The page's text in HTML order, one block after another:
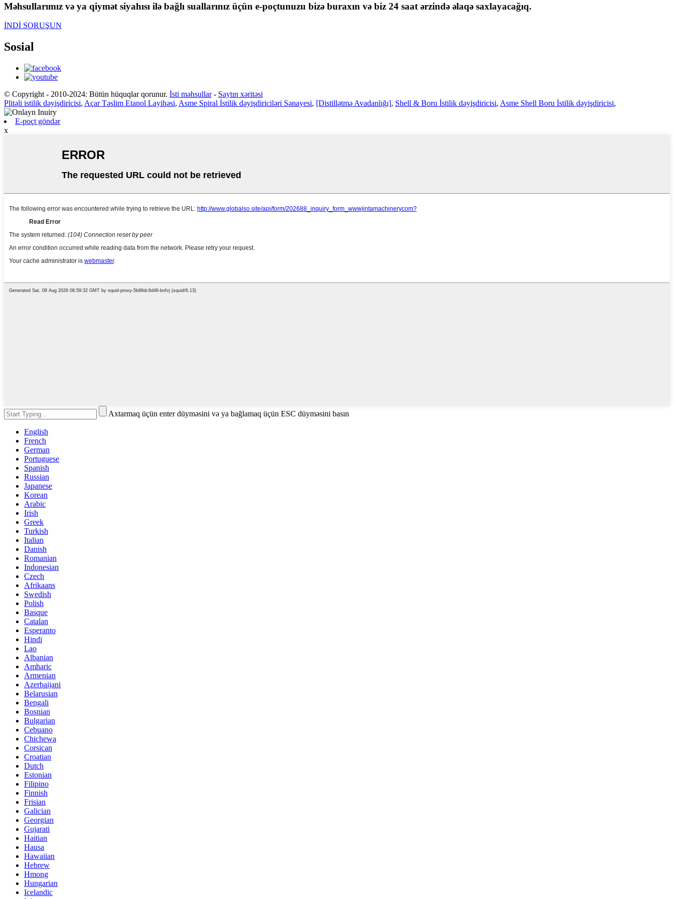
Məhsullarımız və ya qiymət siyahısı ilə bağlı suallarınız üçün e-poçtunuzu bizə buraxın və biz 24 saat ərzində əlaqə saxlayacağıq.
İNDİ SORUŞUN
Sosial
© Copyright - 2010-2024: Bütün hüquqlar qorunur. İsti məhsullar- Saytın xəritəsi
Plitəli istilik dəyişdiricisi, Açar Təslim Etanol Layihəsi, Asme Spiral İstilik dəyişdiriciləri Sənayesi, [Distillətmə Avadanlığı], Shell & Boru İstilik dəyişdiricisi, Asme Shell Boru İstilik dəyişdiricisi,
E-poçt göndər
x
Axtarmaq üçün enter düyməsini və ya bağlamaq üçün ESC düyməsini basın
English
French
German
Portuguese
Spanish
Russian
Japanese
Korean
Arabic
Irish
Greek
Turkish
Italian
Danish
Romanian
Indonesian
Czech
Afrikaans
Swedish
Polish
Basque
Catalan
Esperanto
Hindi
Lao
Albanian
Amharic
Armenian
Azerbaijani
Belarusian
Bengali
Bosnian
Bulgarian
Cebuano
Chichewa
Corsican
Croatian
Dutch
Estonian
Filipino
Finnish
Frisian
Galician
Georgian
Gujarati
Haitian
Hausa
Hawaiian
Hebrew
Hmong
Hungarian
Icelandic